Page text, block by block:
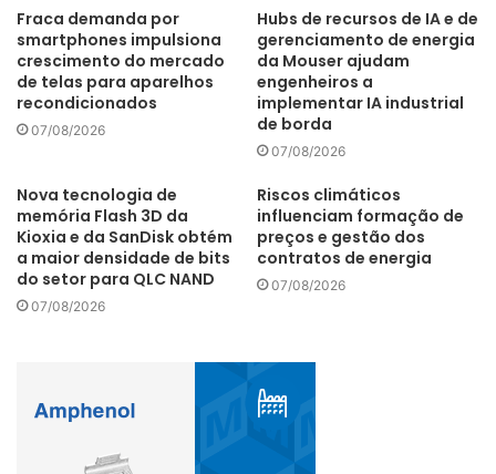
Fraca demanda por
smartphones impulsiona
crescimento do mercado
de telas para aparelhos
recondicionados
07/08/2026
Hubs de recursos de IA e de
gerenciamento de energia
da Mouser ajudam
engenheiros a
implementar IA industrial
de borda
07/08/2026
Nova tecnologia de
memória Flash 3D da
Kioxia e da SanDisk obtém
a maior densidade de bits
do setor para QLC NAND
07/08/2026
Riscos climáticos
influenciam formação de
preços e gestão dos
contratos de energia
07/08/2026